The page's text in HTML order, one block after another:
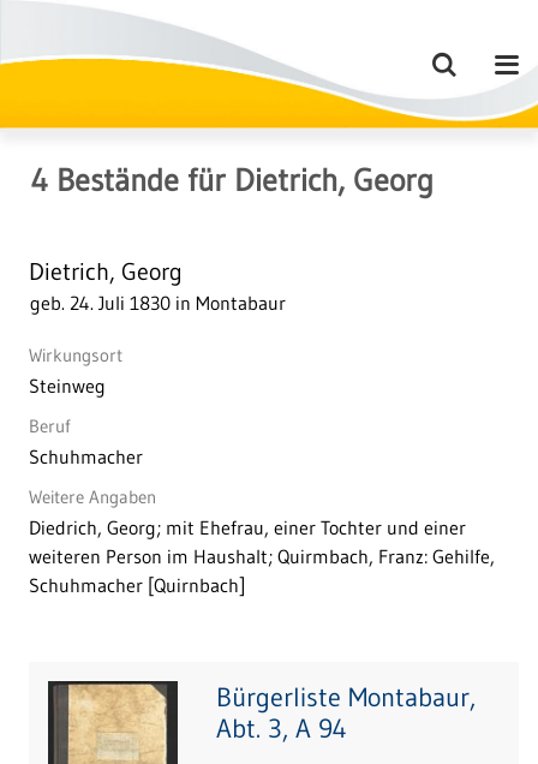
4 Bestände für Dietrich, Georg
Dietrich, Georg
geb. 24. Juli 1830 in Montabaur
Wirkungsort
Steinweg
Beruf
Schuhmacher
Weitere Angaben
Diedrich, Georg; mit Ehefrau, einer Tochter und einer
weiteren Person im Haushalt; Quirmbach, Franz: Gehilfe,
Schuhmacher [Quirnbach]
Bürgerliste Montabaur,
Abt. 3, A 94